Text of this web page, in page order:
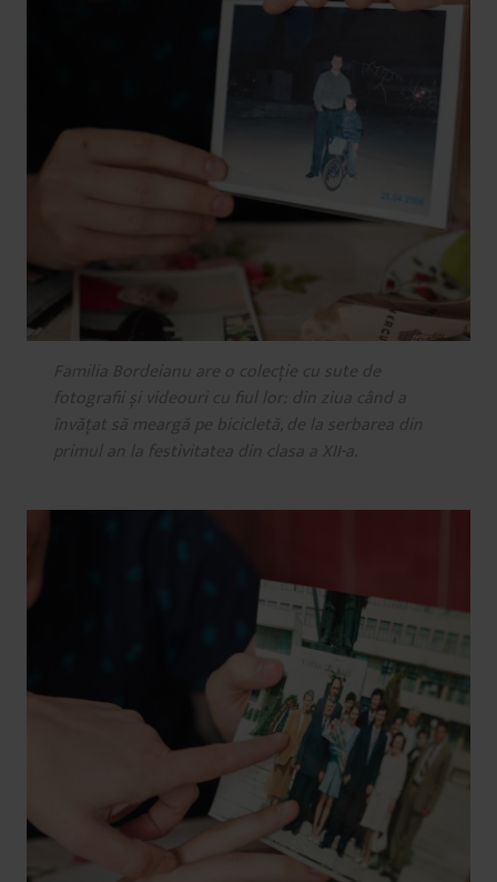
Familia Bordeianu are o colecție cu sute de
fotografii și videouri cu fiul lor: din ziua când a
învățat să meargă pe bicicletă, de la serbarea din
primul an la festivitatea din clasa a XII-a.